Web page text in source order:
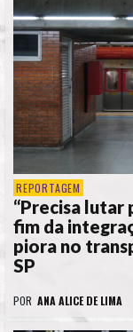
REPORTAGEM
“Precisa lutar
fim da
piora no
SP
POR ANA ALICE DE LIMA